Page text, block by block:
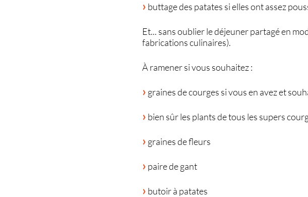
buttage des patates si elles ont assez
Et... sans oublier le déjeuner partagé en
fabrications culinaires).
À ramener si vous souhaitez :
graines de courges si vous en avez et
bien sûr les plants de tous les supers
graines de fleurs
paire de gant
butoir à patates